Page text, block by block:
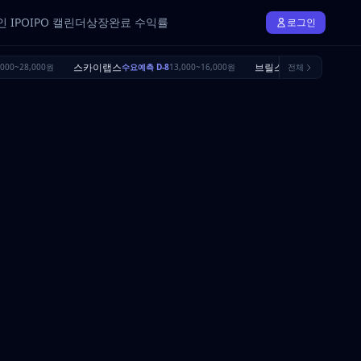
IPOIPO 캘린더상장완료 수익률 로그인
원 스카이랩스수요예측 D-813,000~16,000원 브릴스 수요예측 D-25
전체